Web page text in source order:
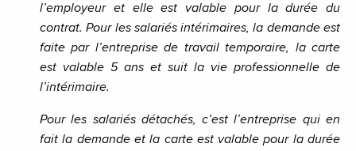
l’employeur et elle est valable pour la durée du
contrat. Pour les salariés intérimaires, la demande est
faite par l’entreprise de travail temporaire, la carte
est valable 5 ans et suit la vie professionnelle de
l’intérimaire.
Pour les salariés détachés, c’est l’entreprise qui en
fait la demande et la carte est valable pour la durée